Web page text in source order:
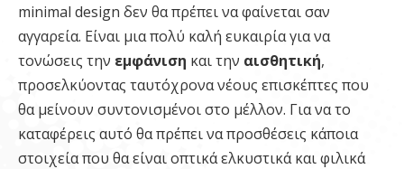
minimal design δεν θα πρέπει να φαίνεται σαν
αγγαρεία. Είναι μια πολύ καλή ευκαιρία για να
τονώσεις την εμφάνιση και την αισθητική,
προσελκύοντας ταυτόχρονα νέους επισκέπτες που
θα μείνουν συντονισμένοι στο μέλλον. Για να το
καταφέρεις αυτό θα πρέπει να προσθέσεις κάποια
στοιχεία που θα είναι οπτικά ελκυστικά και φιλικά